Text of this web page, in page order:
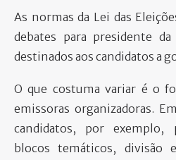
As normas da Lei das
debates para presidente
destinados aos candidatos a
O que costuma variar é o
emissoras organizadoras.
candidatos, por exemplo,
blocos temáticos, divisão